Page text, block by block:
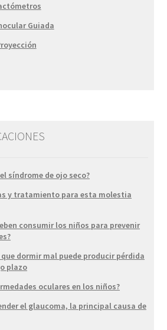
Guiada
síndrome de ojo seco?
y tratamiento para esta molestia
consumir los niños para prevenir
dormir mal puede producir pérdida
plazo
oculares en los niños?
el glaucoma, la principal causa de